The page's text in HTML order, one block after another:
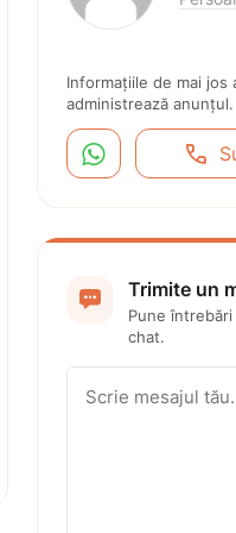
Informațiile de mai jos
administrează anunțul.
 
 Trimite un
Pune
chat.